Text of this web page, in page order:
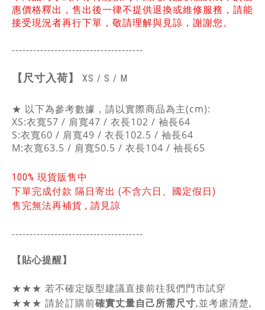
惠價格釋出，售出後一律不提供退換或維修服務，請能
接受現況者再行下單，敬請理解與見諒，謝謝您。
-------------------------------------
【 尺寸入荷】 XS / S / M
★ 以下為參考數據，請以實際商品為主(cm):
XS:衣寬57 / 肩寬47 / 衣長102 / 袖長64
S:衣寬60 / 肩寬49 / 衣長102.5 / 袖長64
M:衣寬63.5 / 肩寬50.5 / 衣長104 / 袖長65
100% 現貨販售中
下單完成付款 隔日寄出 (不含六日、國定假日)
售完無法再補貨 , 請見諒
-------------------------------------
【貼心提醒】
★★★ 若不確定版型建議直接前往我們門市試穿
★★★ 請於訂購前確實丈量自己所需尺寸,並考慮清楚,